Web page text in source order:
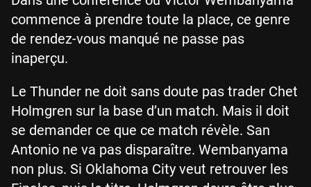
commence à prendre toute la place, ce genre
de rendez-vous manqué ne passe pas
inaperçu.
Le Thunder ne doit sans doute pas trader Chet
Holmgren sur la base d’un match. Mais il doit
se demander ce que ce match révèle. San
Antonio ne va pas disparaître. Wembanyama
non plus. Si Oklahoma City veut retrouver les